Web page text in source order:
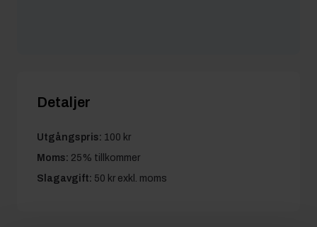
Detaljer
Utgångspris: 100 kr
Moms: 25% tillkommer
Slagavgift: 50 kr exkl. moms